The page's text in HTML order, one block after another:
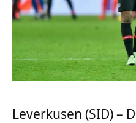
Leverkusen (SID) –